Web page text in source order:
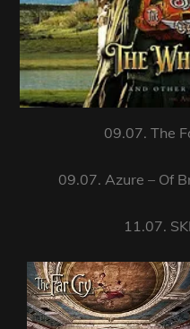
09.07. The
09.07. Azure – Of
11.07.